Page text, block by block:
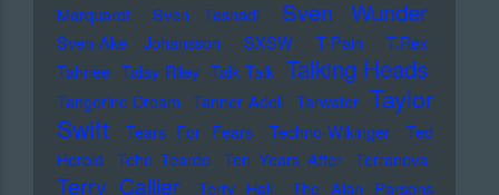
Marquardt
Sven Tasnadi Sven Wunder
Sven-Ake Johansson SXSW T-Pain
T.Rex
Tahnee Talay Riley Talk Talk Talking Heads
Tangerine Dream Tanner Adell Tarwater Taylor
Swift
Tears For Fears Techno-Wikinger
Ted
Herold
Teho Teardo Ten Years After Terranova
Terry Callier Terry Hall
The Alan Parsons